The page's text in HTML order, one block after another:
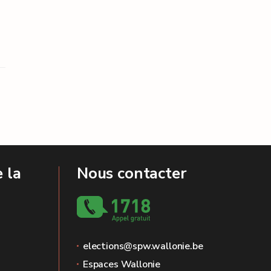
la Nous contacter
elections@spw.wallonie.be
Espaces Wallonie